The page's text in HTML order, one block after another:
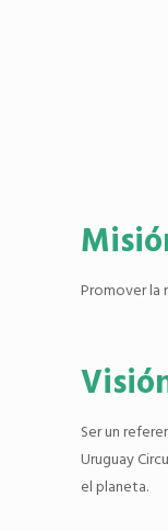
Promover la
Ser un
Uruguay
el planeta.